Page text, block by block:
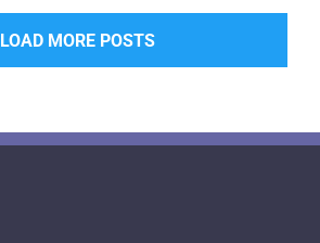
LOAD MORE POSTS